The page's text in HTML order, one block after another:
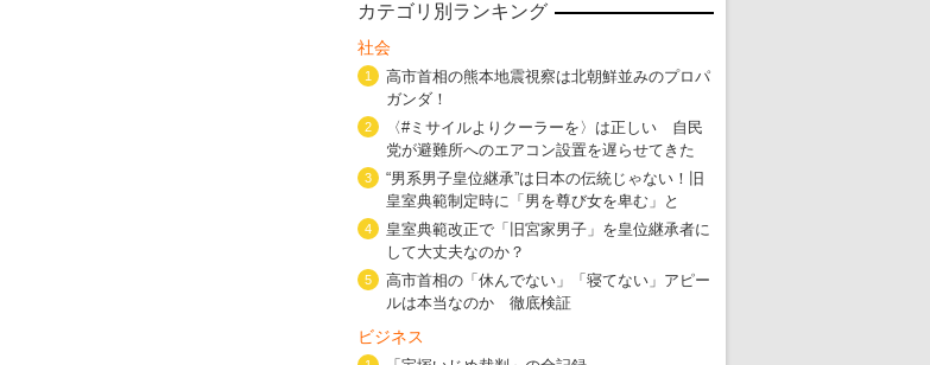
カテゴリ別ランキング
社会
1
高市首相の熊本地震視察は北朝鮮並みのプロパ
ガンダ！
2
〈#ミサイルよりクーラーを〉は正しい 自民
党が避難所へのエアコン設置を遅らせてきた
3
“男系男子皇位継承”は日本の伝統じゃない！旧
皇室典範制定時に「男を尊び女を卑む」と
4
皇室典範改正で「旧宮家男子」を皇位継承者に
して大丈夫なのか？
5
高市首相の「休んでない」「寝てない」アピー
ルは本当なのか 徹底検証
ビジネス